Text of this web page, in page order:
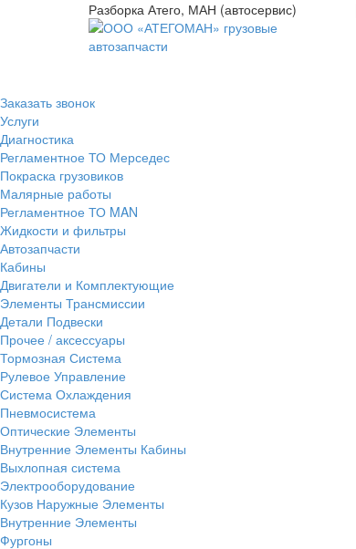
Разборка Атего, МАН (автосервис)
Заказать звонок
Услуги
Диагностика
Регламентное ТО Мерседес
Покраска грузовиков
Малярные работы
Регламентное ТО MAN
Жидкости и фильтры
Автозапчасти
Кабины
Двигатели и Комплектующие
Элементы Трансмиссии
Детали Подвески
Прочее / аксессуары
Тормозная Система
Рулевое Управление
Система Охлаждения
Пневмосистема
Оптические Элементы
Внутренние Элементы Кабины
Выхлопная система
Электрооборудование
Кузов Наружные Элементы
Внутренние Элементы
Фургоны